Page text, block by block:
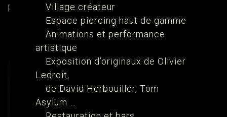
prendre rendez-vous utilisez son Instagram
Écrire Instagram
Village créateur
Espace piercing haut de gamme
Animations et performance
artistique
Exposition d’originaux de Olivier
Ledroit,
de David Herbouiller, Tom
Asylum …